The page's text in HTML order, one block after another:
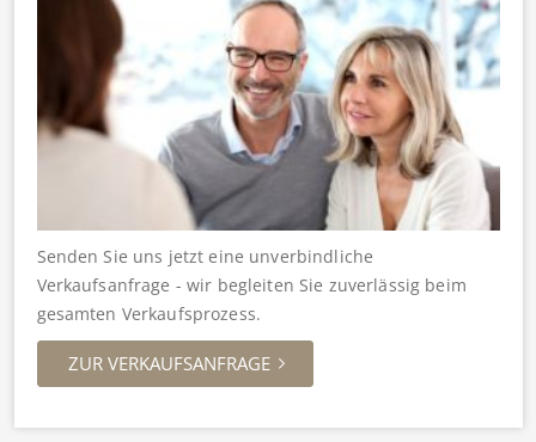
Senden Sie uns jetzt eine unverbindliche
Verkaufsanfrage - wir begleiten Sie zuverlässig beim
gesamten Verkaufsprozess.
ZUR VERKAUFSANFRAGE